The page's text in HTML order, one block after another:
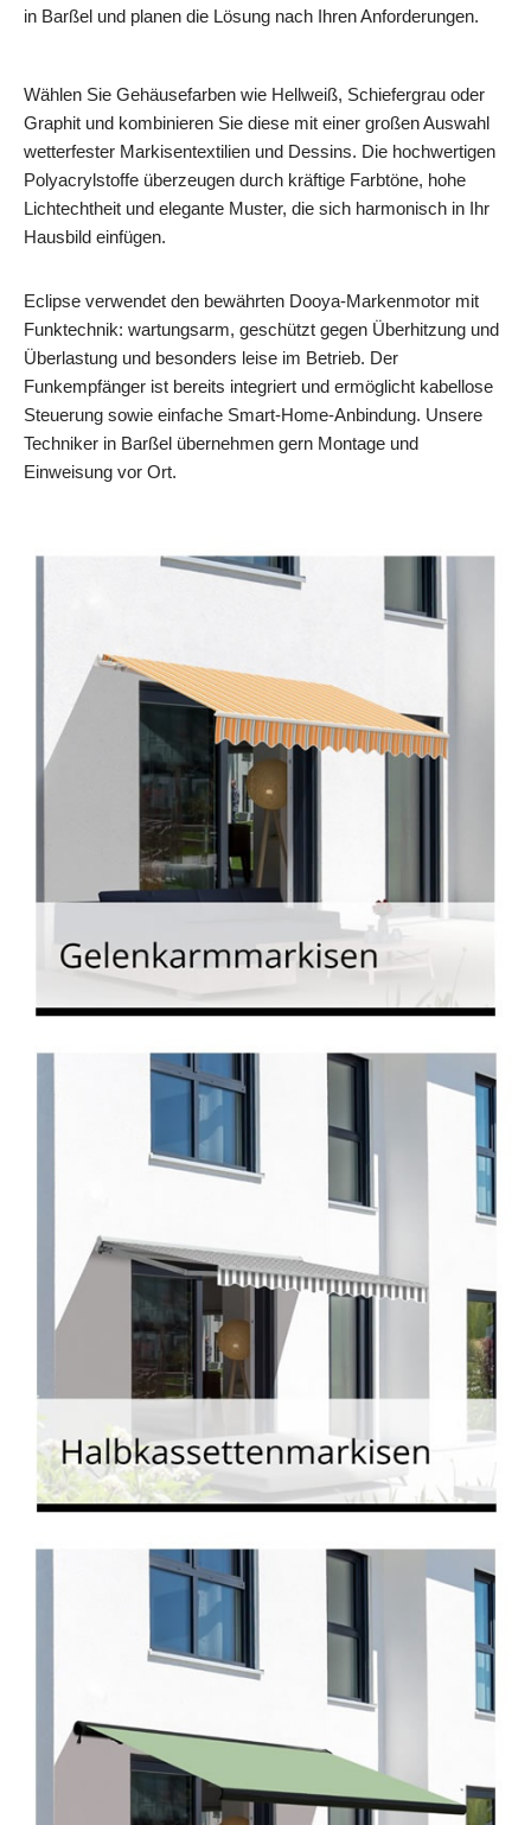
in Barßel und planen die Lösung nach Ihren Anforderungen.
Wählen Sie Gehäusefarben wie Hellweiß, Schiefergrau oder
Graphit und kombinieren Sie diese mit einer großen Auswahl
wetterfester Markisentextilien und Dessins. Die hochwertigen
Polyacrylstoffe überzeugen durch kräftige Farbtöne, hohe
Lichtechtheit und elegante Muster, die sich harmonisch in Ihr
Hausbild einfügen.
Eclipse verwendet den bewährten Dooya‑Markenmotor mit
Funktechnik: wartungsarm, geschützt gegen Überhitzung und
Überlastung und besonders leise im Betrieb. Der
Funkempfänger ist bereits integriert und ermöglicht kabellose
Steuerung sowie einfache Smart‑Home‑Anbindung. Unsere
Techniker in Barßel übernehmen gern Montage und
Einweisung vor Ort.